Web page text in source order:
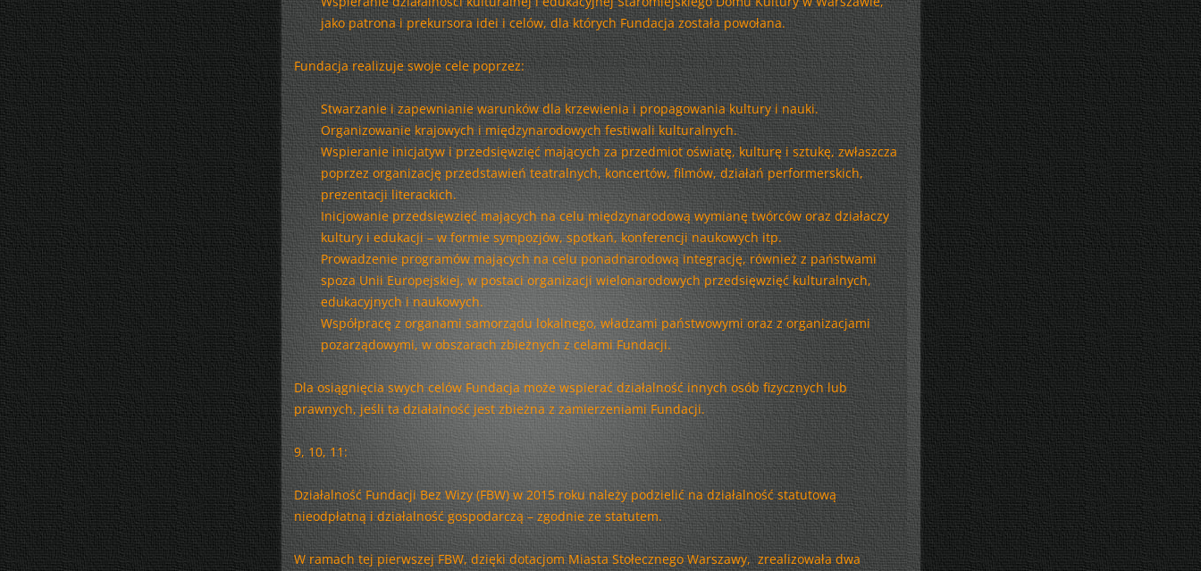
TRZY RAZY 18 – RAJZY PO
STOLICY
WYGRANE WAKACJE…!
WYSTAWA
OKAPI – CZYLI ZMIESZANIE.
FESTIWAL
ODWAŻ SIĘ BYĆ MĄDRYM!
ODWAŻ SIĘ BYĆ MĄDRZEJSZYM!
INSTALACJE – INSPIRACJE
WILANÓW ŚWIATŁEM MALOWANY
KÓŁKO I KRZYŻYK W SZTUCE
ODWAŻ SIĘ BYĆ MĄDRZEJSZYM!
– KONTYNUACJA
KSIĄŻKA PRAWDĘ CI POWIE…!
RENESANS I ANTYK
WARSZAWA WIELU KULTUR –
RAJZY PO STOLICY
jako patrona i prekursora idei i celów, dla których Fundacja została powołana.
Fundacja realizuje swoje cele poprzez:
Stwarzanie i zapewnianie warunków dla krzewienia i propagowania kultury i nauki.
Organizowanie krajowych i międzynarodowych festiwali kulturalnych.
Wspieranie inicjatyw i przedsięwzięć mających za przedmiot oświatę, kulturę i sztukę, zwłaszcza
poprzez organizację przedstawień teatralnych, koncertów, filmów, działań performerskich,
prezentacji literackich.
Inicjowanie przedsięwzięć mających na celu międzynarodową wymianę twórców oraz działaczy
kultury i edukacji – w formie sympozjów, spotkań, konferencji naukowych itp.
Prowadzenie programów mających na celu ponadnarodową integrację, również z państwami
spoza Unii Europejskiej, w postaci organizacji wielonarodowych przedsięwzięć kulturalnych,
edukacyjnych i naukowych.
Współpracę z organami samorządu lokalnego, władzami państwowymi oraz z organizacjami
pozarządowymi, w obszarach zbieżnych z celami Fundacji.
Dla osiągnięcia swych celów Fundacja może wspierać działalność innych osób fizycznych lub
prawnych, jeśli ta działalność jest zbieżna z zamierzeniami Fundacji.
9, 10, 11:
Działalność Fundacji Bez Wizy (FBW) w 2015 roku należy podzielić na działalność statutową
nieodpłatną i działalność gospodarczą – zgodnie ze statutem.
W ramach tej pierwszej FBW, dzięki dotacjom Miasta Stołecznego Warszawy, zrealizowała dwa